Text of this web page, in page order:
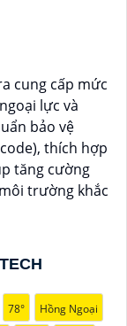
cung cấp mức
lực và
bảo vệ
thích hợp
tăng cường
trường khắc
78° Hồng Ngoại